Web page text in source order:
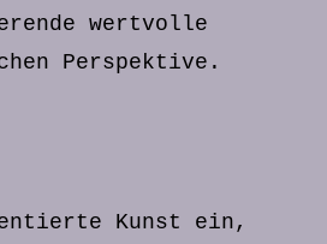
wertvolle
Perspektive.
Kunst ein,